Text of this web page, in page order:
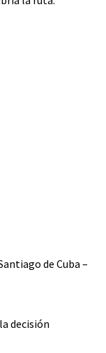
de Cuba –
decisión